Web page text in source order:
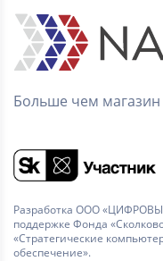
Больше чем
Разработка ООО
поддержке Фонда
«Стратегические
обеспечение».